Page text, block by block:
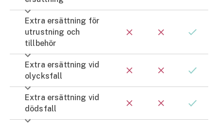
Extra ersättning för
utrustning och
tillbehör
Extra ersättning vid
olycksfall
Extra ersättning vid
dödsfall